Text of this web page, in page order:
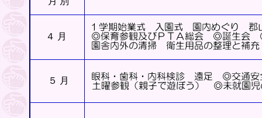
４ 月
５ 月